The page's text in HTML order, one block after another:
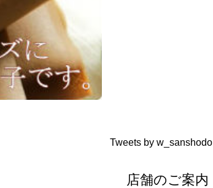
Tweets by w_sanshodo
店舗のご案内